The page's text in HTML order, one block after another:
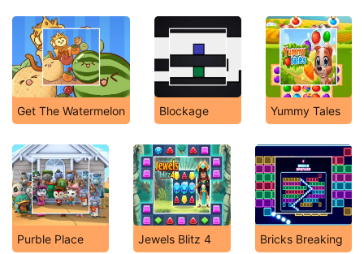
Get The Watermelon Blockage Yummy Tales
Purble Place Jewels Blitz 4 Bricks Breaking